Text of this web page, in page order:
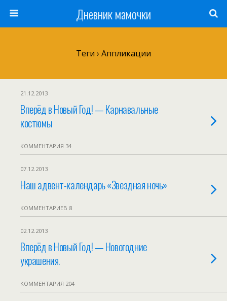
Дневник мамочки
Теги › Аппликации
21.12.2013
Вперёд в Новый Год! — Карнавальные
костюмы
КОММЕНТАРИЯ 34
07.12.2013
Наш адвент-календарь «Звездная ночь»
КОММЕНТАРИЕВ 8
02.12.2013
Вперёд в Новый Год! — Новогодние
украшения.
КОММЕНТАРИЯ 204